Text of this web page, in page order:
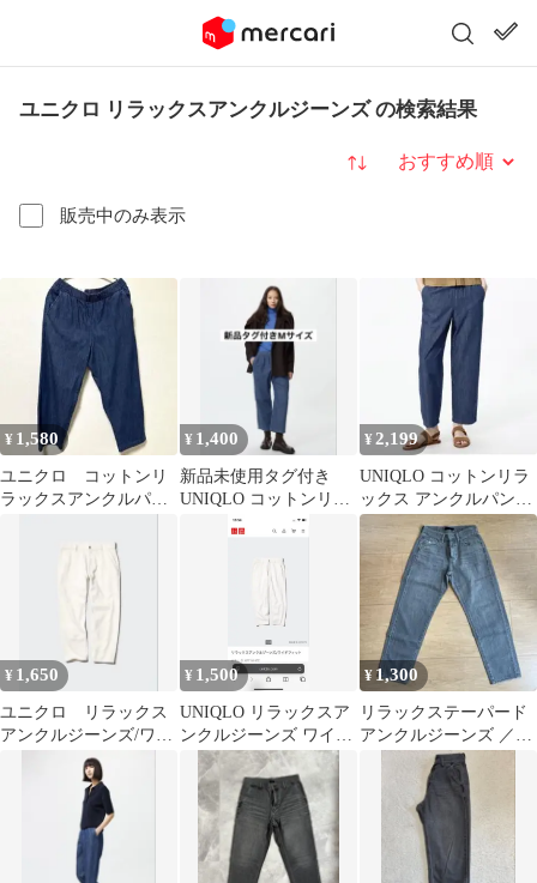
ユニクロ リラックスアンクルジーンズ の検索結果
販売中のみ表示
並び替え
¥ 1,580
ユニクロ コットンリ
ラックスアンクルパン
¥ 1,400
新品未使用タグ付き
UNIQLO コットンリラ
ックスアンクルパンツ
¥ 2,199
UNIQLO コットンリラ
ックス アンクルパンツ
L 丈長め ユニクロ
¥ 1,650
ユニクロ リラックス
アンクルジーンズ/ワイ
ドフィット 白ジーン
¥ 1,500
UNIQLO リラックスア
ンクルジーンズ ワイド
フィット
¥ 1,300
リラックステーパード
アンクルジーンズ ／